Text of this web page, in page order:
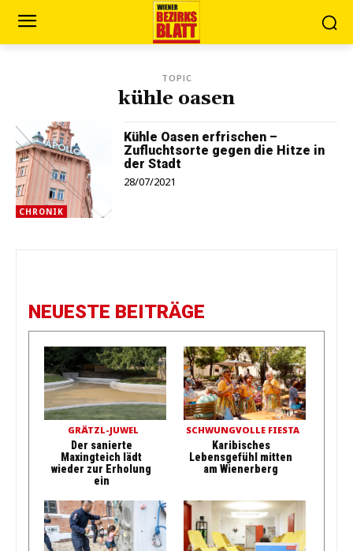
TOPIC
kühle oasen
CHRONIK
Kühle Oasen erfrischen –
Zufluchtsorte gegen die Hitze in
der Stadt
28/07/2021
NEUESTE BEITRÄGE
GRÄTZL-JUWEL
Der sanierte
Maxingteich lädt
wieder zur Erholung
ein
SCHWUNGVOLLE FIESTA
Karibisches
Lebensgefühl mitten
am Wienerberg